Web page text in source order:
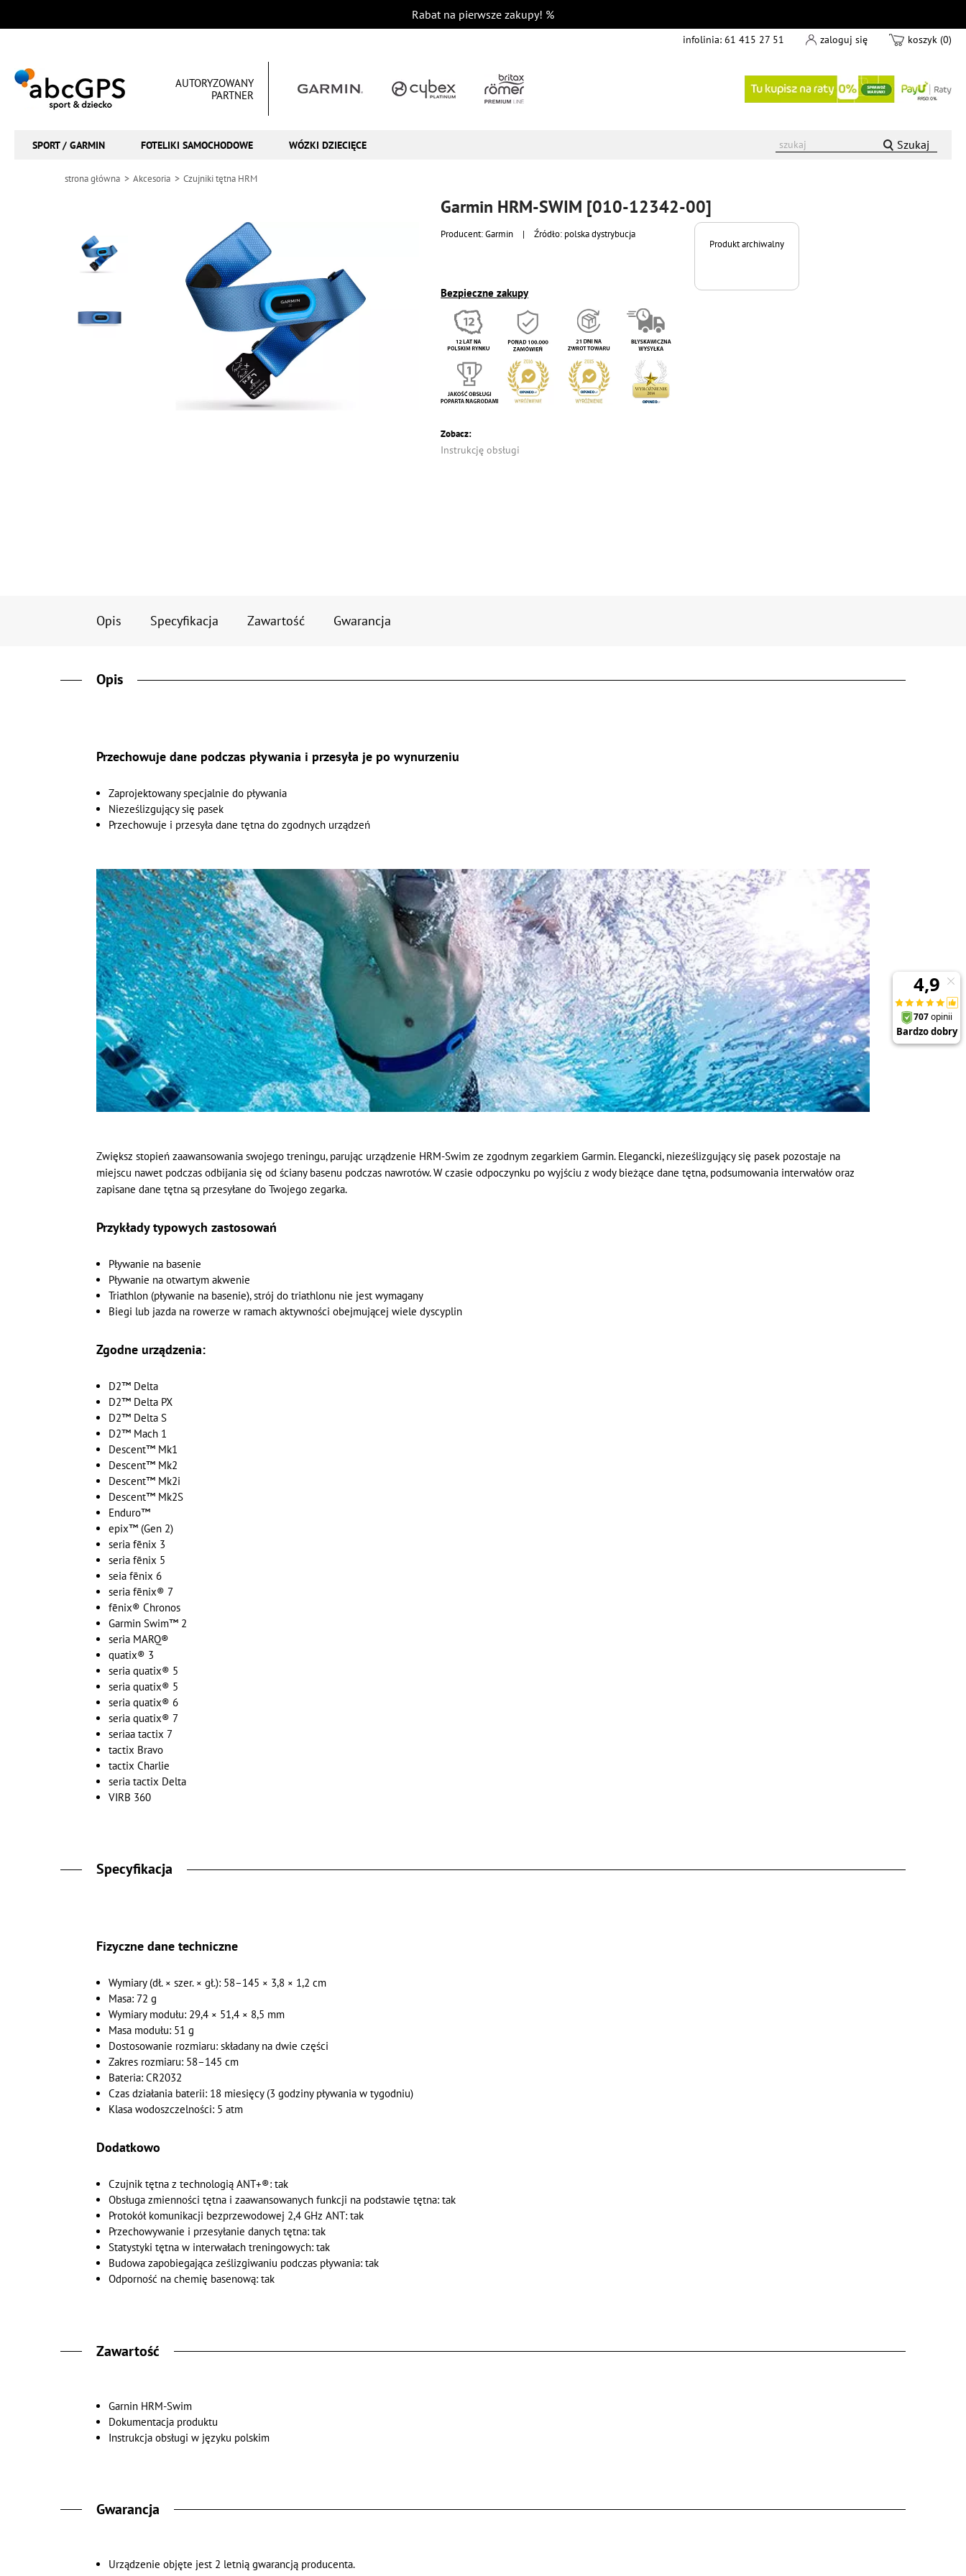
Rabat na pierwsze zakupy! %
infolinia: 61 415 27 51 zaloguj się koszyk (0)
AUTORYZOWANY
PARTNER
SPORT / GARMIN FOTELIKI SAMOCHODOWE WÓZKI DZIECIĘCE Szukaj
strona główna Akcesoria Czujniki tętna HRM
Garmin HRM-SWIM [010-12342-00]
Producent:Garmin | Źródło: polska dystrybucja
Bezpieczne zakupy
Zobacz:
Instrukcję obsługi
Produkt archiwalny
Opis Specyfikacja Zawartość Gwarancja
Opis
Przechowuje dane podczas pływania i przesyła je po wynurzeniu
Zaprojektowany specjalnie do pływania
Nieześlizgujący się pasek
Przechowuje i przesyła dane tętna do zgodnych urządzeń
Zwiększ stopień zaawansowania swojego treningu, parując urządzenie HRM-Swim ze zgodnym zegarkiem Garmin. Elegancki, nieześlizgujący się pasek pozostaje na
miejscu nawet podczas odbijania się od ściany basenu podczas nawrotów. W czasie odpoczynku po wyjściu z wody bieżące dane tętna, podsumowania interwałów oraz
zapisane dane tętna są przesyłane do Twojego zegarka.
Przykłady typowych zastosowań
Pływanie na basenie
Pływanie na otwartym akwenie
Triathlon (pływanie na basenie), strój do triathlonu nie jest wymagany
Biegi lub jazda na rowerze w ramach aktywności obejmującej wiele dyscyplin
Zgodne urządzenia:
D2™ Delta
D2™ Delta PX
D2™ Delta S
D2™ Mach 1
Descent™ Mk1
Descent™ Mk2
Descent™ Mk2i
Descent™ Mk2S
Enduro™
epix™ (Gen 2)
seria fēnix 3
seria fēnix 5
seia fēnix 6
seria fēnix® 7
fēnix® Chronos
Garmin Swim™ 2
seria MARQ®
quatix® 3
seria quatix® 5
seria quatix® 5
seria quatix® 6
seria quatix® 7
seriaa tactix 7
tactix Bravo
tactix Charlie
seria tactix Delta
VIRB 360
Specyfikacja
Fizyczne dane techniczne
Wymiary (dł. × szer. × gł.): 58–145 × 3,8 × 1,2 cm
Masa: 72 g
Wymiary modułu: 29,4 × 51,4 × 8,5 mm
Masa modułu: 51 g
Dostosowanie rozmiaru: składany na dwie części
Zakres rozmiaru: 58–145 cm
Bateria: CR2032
Czas działania baterii: 18 miesięcy (3 godziny pływania w tygodniu)
Klasa wodoszczelności: 5 atm
Dodatkowo
Czujnik tętna z technologią ANT+®: tak
Obsługa zmienności tętna i zaawansowanych funkcji na podstawie tętna: tak
Protokół komunikacji bezprzewodowej 2,4 GHz ANT: tak
Przechowywanie i przesyłanie danych tętna: tak
Statystyki tętna w interwałach treningowych: tak
Budowa zapobiegająca ześlizgiwaniu podczas pływania: tak
Odporność na chemię basenową: tak
Zawartość
Garnin HRM-Swim
Dokumentacja produktu
Instrukcja obsługi w języku polskim
Gwarancja
Urządzenie objęte jest 2 letnią gwarancją producenta.